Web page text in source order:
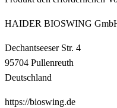
HAIDER BIOSWING
Dechantseeser Str. 4
95704 Pullenreuth
Deutschland
https://bioswing.de